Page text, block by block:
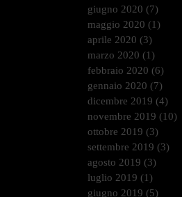
giugno 2020 (7)
maggio 2020 (1)
aprile 2020 (3)
marzo 2020 (1)
febbraio 2020 (6)
gennaio 2020 (7)
dicembre 2019 (4)
novembre 2019 (10)
ottobre 2019 (3)
settembre 2019 (3)
agosto 2019 (3)
luglio 2019 (1)
giugno 2019 (5)